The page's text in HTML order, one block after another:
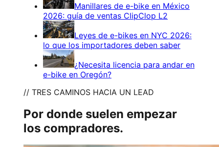
Manillares de e-bike en México
2026: guía de ventas ClipClop L2
Leyes de e-bikes en NYC 2026:
lo que los importadores deben saber
¿Necesita licencia para andar en
e-bike en Oregón?
// TRES CAMINOS HACIA UN LEAD
Por donde suelen empezar
los compradores.